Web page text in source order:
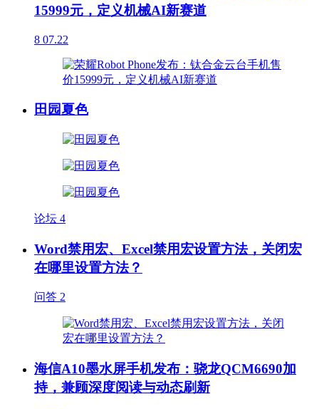
15999元，定义机械AI新赛道
8 07.22
田园夏色
论坛 4
Word禁用宏、Excel禁用宏设置方法，关闭宏
在哪里设置方法？
问答 2
海信A10墨水屏手机发布：骁龙QCM6690加
持，兼顾深度阅读与动态刷新